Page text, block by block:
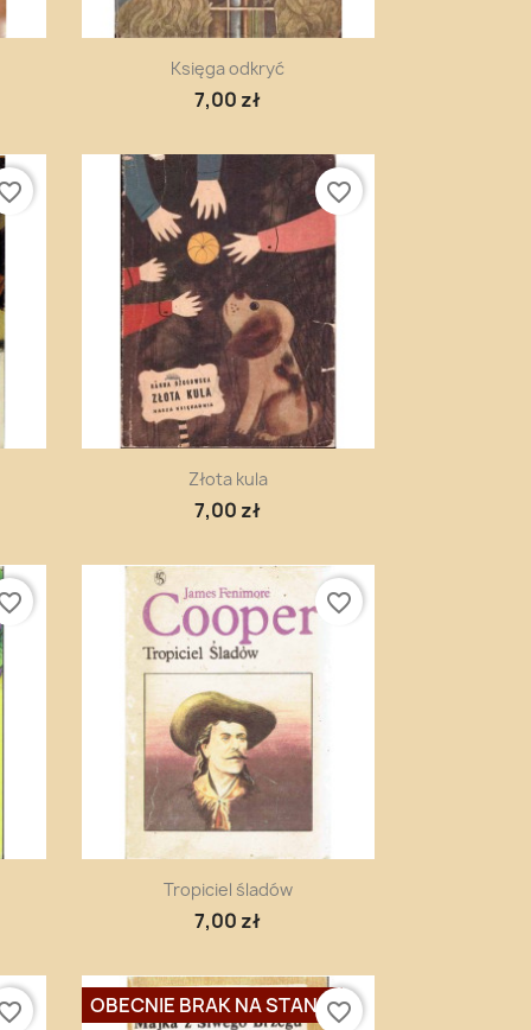
Szybki podgląd
Księga odkryć
7,00 zł
Szybki podgląd
Złota kula
7,00 zł
favorite_border
Szybki podgląd
Tropiciel śladów
7,00 zł
favorite_border
OBECNIE BRAK NA STANIEfavorite_border